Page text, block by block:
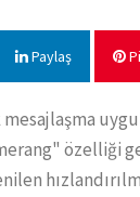
Paylaş
özelliği